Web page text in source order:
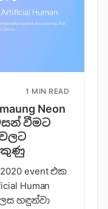
1 MIN READ
Neon
වීමට
event එක
Human
හඳුන්වා